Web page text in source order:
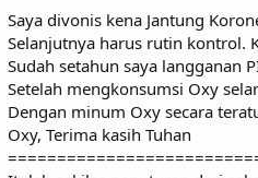
Saya divonis kena Jantung
Selanjutnya harus rutin kontrol.
Sudah setahun saya langganan
Setelah mengkonsumsi Oxy
Dengan minum Oxy secara
Oxy, Terima kasih Tuhan